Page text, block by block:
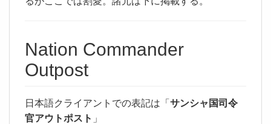
Nation Commander
Outpost
日本語クライアントでの表記は「 サンシャ国司令
官アウトポスト 」